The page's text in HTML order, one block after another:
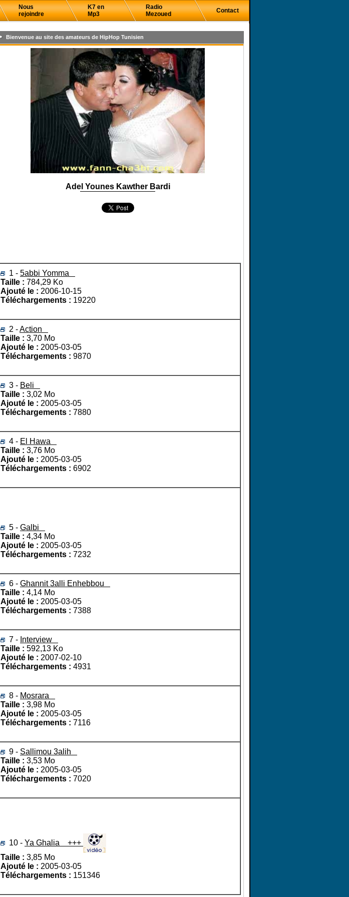
Nous
rejoindre
K7 en
Mp3
Radio
Mezoued
Contact
Bienvenue au site des amateurs de HipHop Tunisien
Adel Younes Kawther Bardi
1 - 5abbi Yomma
Taille : 784,29 Ko
Ajouté le : 2006-10-15
Téléchargements : 19220
2 -Action
Taille : 3,70 Mo
Ajouté le : 2005-03-05
Téléchargements : 9870
3 - Beli
Taille : 3,02 Mo
Ajouté le : 2005-03-05
Téléchargements : 7880
4 - El Hawa
Taille : 3,76 Mo
Ajouté le : 2005-03-05
Téléchargements : 6902
5 - Galbi
Taille : 4,34 Mo
Ajouté le : 2005-03-05
Téléchargements : 7232
6 - Ghannit 3alli Enhebbou
Taille : 4,14 Mo
Ajouté le : 2005-03-05
Téléchargements : 7388
7 - Interview
Taille : 592,13 Ko
Ajouté le : 2007-02-10
Téléchargements : 4931
8 - Mosrara
Taille : 3,98 Mo
Ajouté le : 2005-03-05
Téléchargements : 7116
9 - Sallimou 3alih
Taille : 3,53 Mo
Ajouté le : 2005-03-05
Téléchargements : 7020
10 - Ya Ghalia +++
Taille : 3,85 Mo
Ajouté le : 2005-03-05
Téléchargements : 151346